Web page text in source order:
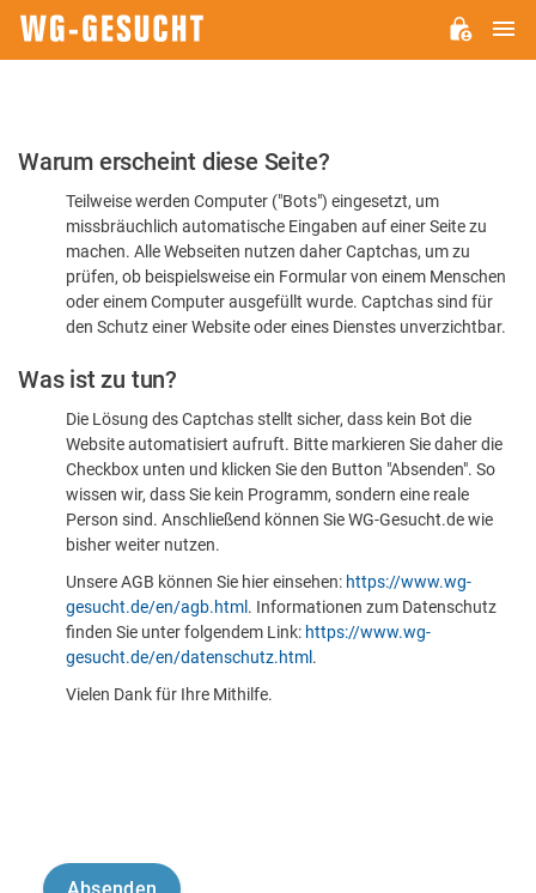
Bitte
dass
sind
Warum erscheint diese Seite?
Teilweise werden Computer ("Bots") eingesetzt, um
missbräuchlich automatische Eingaben auf einer Seite zu
machen. Alle Webseiten nutzen daher Captchas, um zu
prüfen, ob beispielsweise ein Formular von einem Menschen
oder einem Computer ausgefüllt wurde. Captchas sind für
den Schutz einer Website oder eines Dienstes unverzichtbar.
Was ist zu tun?
Die Lösung des Captchas stellt sicher, dass kein Bot die
Website automatisiert aufruft. Bitte markieren Sie daher die
Checkbox unten und klicken Sie den Button "Absenden". So
wissen wir, dass Sie kein Programm, sondern eine reale
Person sind. Anschließend können Sie WG-Gesucht.de wie
bisher weiter nutzen.
Unsere AGB können Sie hier einsehen: https://www.wg-
gesucht.de/en/agb.html . Informationen zum Datenschutz
finden Sie unter folgendem Link: https://www.wg-
gesucht.de/en/datenschutz.html .
Vielen Dank für Ihre Mithilfe.